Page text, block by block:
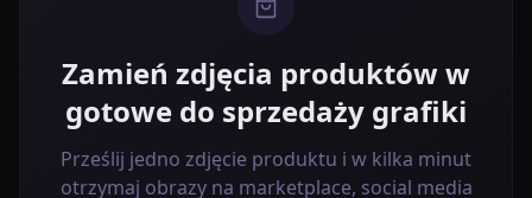
Zamień zdjęcia produktów w
gotowe do sprzedaży grafiki
Prześlij jedno zdjęcie produktu i w kilka minut
otrzymaj obrazy na marketplace, social media